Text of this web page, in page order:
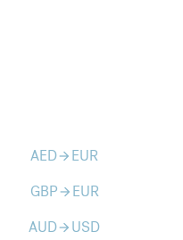
AEDarrow_forward EUR
GBParrow_forward EUR
AUDarrow_forward USD